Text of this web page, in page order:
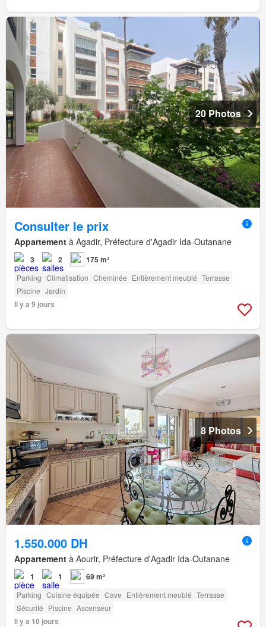
20 Photos
Consulter le prix
Appartement à Agadir, Préfecture d'Agadir Ida-Outanane
3 2 175 m²
Parking Climatisation Cheminée Entièrement meublé Terrasse
Piscine Jardin
Il y a 9 jours
8 Photos
1.550.000 DH
Appartement à Aourir, Préfecture d'Agadir Ida-Outanane
1 1 69 m²
Parking Cuisine équipée Cave Entièrement meublé Terrasse
Sécurité Piscine Ascenseur
Il y a 10 jours